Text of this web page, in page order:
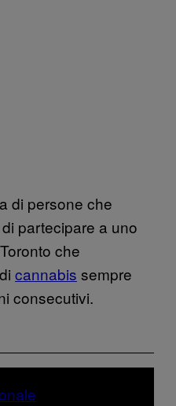
di persone che
partecipare a uno
che
cannabis sempre
consecutivi.